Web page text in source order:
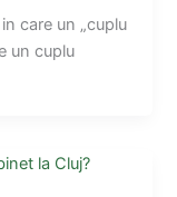
care un „cuplu
un cuplu